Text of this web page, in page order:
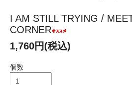
I AM STILL TRYING /
CORNER
1,760円(税込)
個数